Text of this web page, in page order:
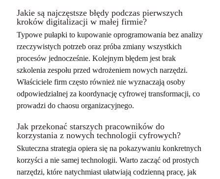
Jakie są najczęstsze błędy podczas pierwszych
kroków digitalizacji w małej firmie?
Typowe pułapki to kupowanie oprogramowania bez analizy
rzeczywistych potrzeb oraz próba zmiany wszystkich
procesów jednocześnie. Kolejnym błędem jest brak
szkolenia zespołu przed wdrożeniem nowych narzędzi.
Właściciele firm często również nie wyznaczają osoby
odpowiedzialnej za koordynację cyfrowej transformacji, co
prowadzi do chaosu organizacyjnego.
Jak przekonać starszych pracowników do
korzystania z nowych technologii cyfrowych?
Skuteczna strategia opiera się na pokazywaniu konkretnych
korzyści a nie samej technologii. Warto zacząć od prostych
narzędzi, które natychmiast ułatwiają codzienną pracę, jak